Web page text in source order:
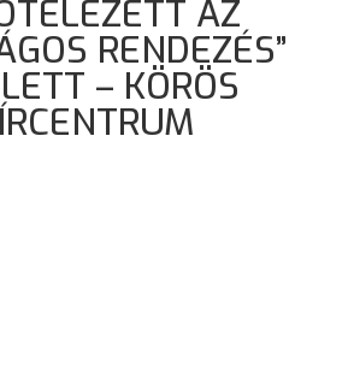
AZ
RENDEZÉS”
– KÖRÖS